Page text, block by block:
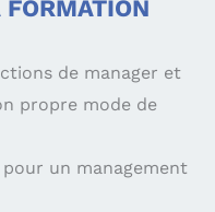
de manager et
propre mode de
un management